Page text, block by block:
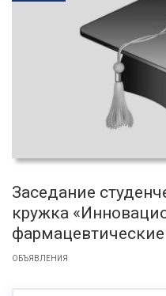
Заседание
кружка
фармацевтические
ОБЪЯВЛЕНИЯ